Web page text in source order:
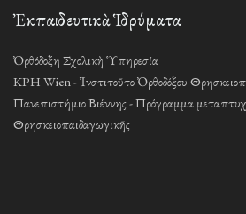
Ἐκπαιδευτικὰ Ἱδρύματα
Ὀρθόδοξη Σχολικὴ Ὑπηρεσία
KPH Wien - Ἰνστιτοῦτο Ὀρθοδόξου
Πανεπιστήμιο Βιέννης - Πρόγραμμα
Θρησκειοπαιδαγωγικῆς